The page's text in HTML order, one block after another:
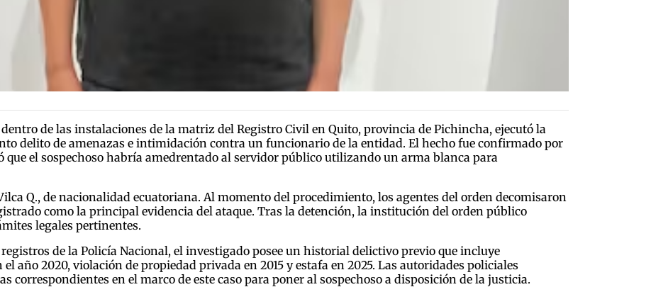
de las instalaciones de la matriz del Registro Civil en Quito, provincia de Pichincha, ejecutó la
delito de amenazas e intimidación contra un funcionario de la entidad. El hecho fue confirmado por
el sospechoso habría amedrentado al servidor público utilizando un arma blanca para
Q., de nacionalidad ecuatoriana. Al momento del procedimiento, los agentes del orden decomisaron
como la principal evidencia del ataque. Tras la detención, la institución del orden público
legales pertinentes.
de la Policía Nacional, el investigado posee un historial delictivo previo que incluye
año 2020, violación de propiedad privada en 2015 y estafa en 2025. Las autoridades policiales
en el marco de este caso para poner al sospechoso a disposición de la justicia.